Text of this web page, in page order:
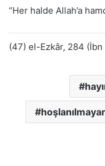
“Her halde Allah’a
(47) el-Ezkâr, 284 (İbn